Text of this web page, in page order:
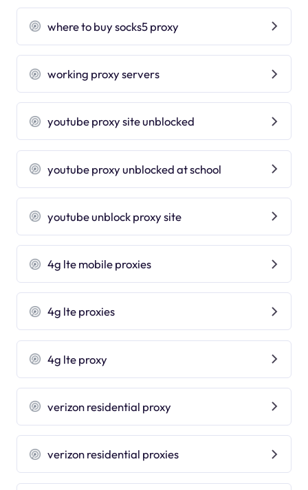
where to buy socks5 proxy
working proxy servers
youtube proxy site unblocked
youtube proxy unblocked at school
youtube unblock proxy site
4g lte mobile proxies
4g lte proxies
4g lte proxy
verizon residential proxy
verizon residential proxies